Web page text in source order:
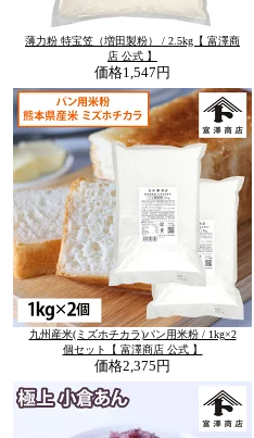
薄力粉 特宝笠（増田製粉） / 2.5kg【 富澤商
店 公式 】
価格1,547円
九州産米(ミズホチカラ)パン用米粉 / 1kg×2
個セット【 富澤商店 公式 】
価格2,375円